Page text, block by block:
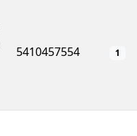
5410457554 1